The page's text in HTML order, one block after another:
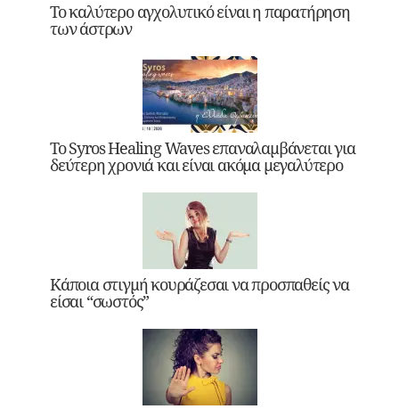
Το καλύτερο αγχολυτικό είναι η παρατήρηση
των άστρων
Το Syros Healing Waves επαναλαμβάνεται για
δεύτερη χρονιά και είναι ακόμα μεγαλύτερο
Κάποια στιγμή κουράζεσαι να προσπαθείς να
είσαι “σωστός”